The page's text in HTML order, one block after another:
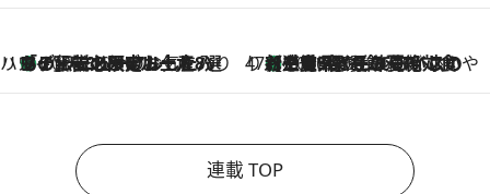
ハワイ賢者 リサのお気に入りリスト2026.8.6
あの伝説の限定トートも！ リニューアルした「ディーン＆デルーカ ハワイ」で必須のお土産8選 47都道府県の手みやげ ひんやりスイーツで夏を満喫
2026.8.6
【三重県】この夏絶対食べたい 冷やしておいしいおやつ3選 お餅×アイスの新感覚スイーツ
連載 TOP